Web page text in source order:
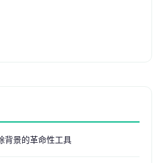
背景的革命性工具